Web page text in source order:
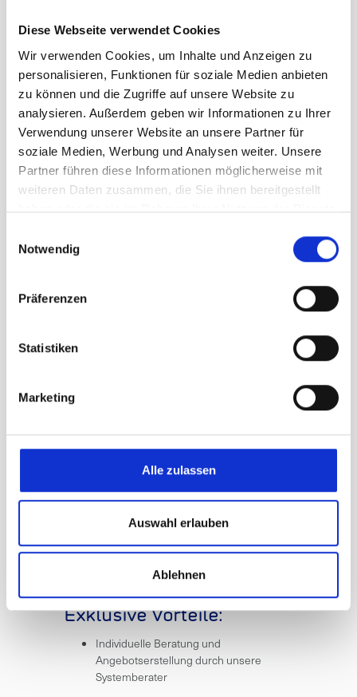
Diese Webseite verwendet Cookies
Wir verwenden Cookies, um Inhalte und Anzeigen zu
personalisieren, Funktionen für soziale Medien anbieten
zu können und die Zugriffe auf unsere Website zu
analysieren. Außerdem geben wir Informationen zu Ihrer
Verwendung unserer Website an unsere Partner für
soziale Medien, Werbung und Analysen weiter. Unsere
Partner führen diese Informationen möglicherweise mit
weiteren Daten zusammen, die Sie ihnen bereitgestellt
haben oder die sie im Rahmen Ihrer Nutzung der Dienste
Notwendig
Präferenzen
Statistiken
Marketing
Alle zulassen
Auswahl erlauben
Ablehnen
Werkstattausrüst
Werkstattausstattung und Zubehör, welches in
Werkstätten getestet wurde.
Exklusive Vorteile:
Individuelle Beratung und
Angebotserstellung durch unsere
Systemberater